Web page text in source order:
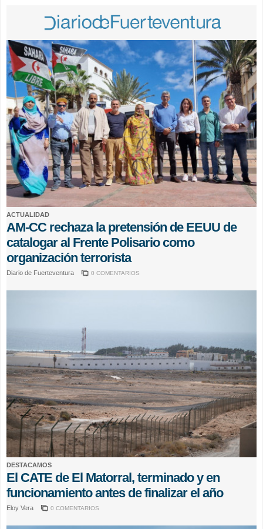
ACTUALIDAD
AM-CC rechaza la pretensión de EEUU de
catalogar al Frente Polisario como
organización terrorista
Diario de Fuerteventura 0 COMENTARIOS
DESTACAMOS
El CATE de El Matorral, terminado y en
funcionamiento antes de finalizar el año
Eloy Vera 0 COMENTARIOS